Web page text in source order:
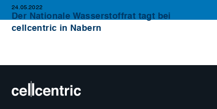
24.05.2022
Der Nationale Wasserstoffrat tagt bei
cellcentric in Nabern